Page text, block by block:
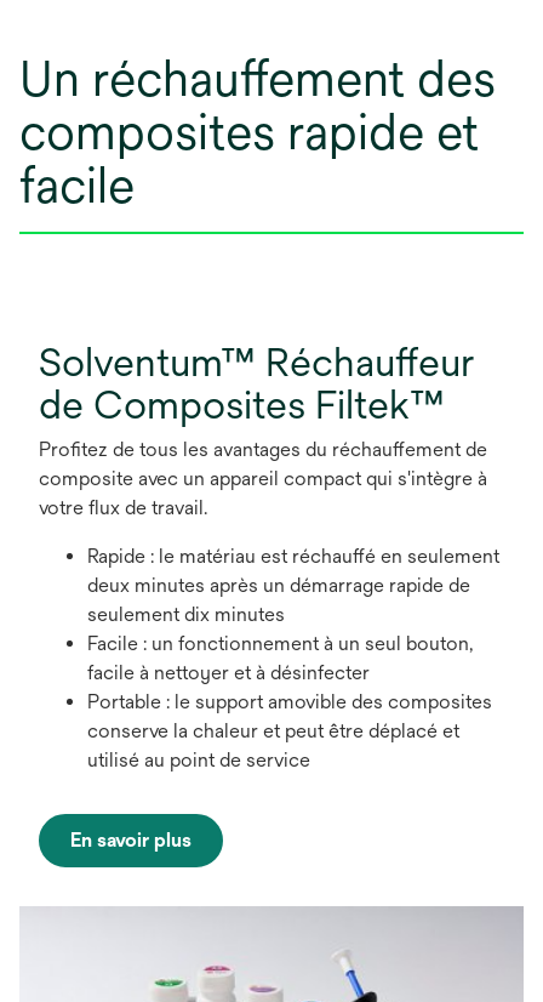
Un réchauffement des
composites rapide et
facile
Solventum™ Réchauffeur
de Composites Filtek™
Profitez de tous les avantages du réchauffement de
composite avec un appareil compact qui s'intègre à
votre flux de travail.
Rapide : le matériau est réchauffé en seulement
deux minutes après un démarrage rapide de
seulement dix minutes
Facile : un fonctionnement à un seul bouton,
facile à nettoyer et à désinfecter
Portable : le support amovible des composites
conserve la chaleur et peut être déplacé et
utilisé au point de service
En savoir plus
s’ouvre
un